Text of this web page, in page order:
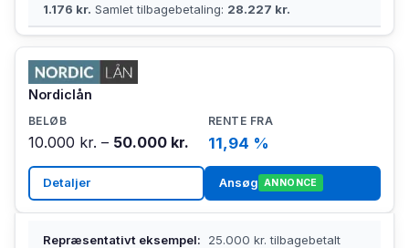
1.176 kr. Samlet tilbagebetaling: 28.227 kr.
Nordiclån
10.000 kr. – 50.000 kr. 11,94 %
Detaljer Ansøg ANNONCE
Repræsentativt eksempel:
25.000 kr. tilbagebetalt